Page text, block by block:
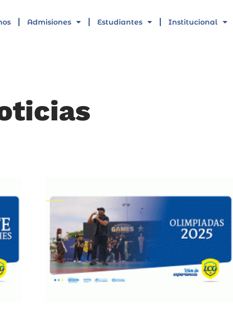
Admisiones Estudiantes Institucional